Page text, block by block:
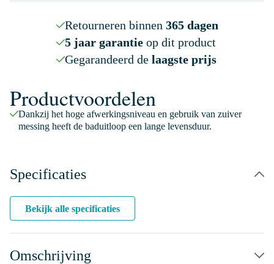
Retourneren binnen 365 dagen
5 jaar garantieop dit product
Gegarandeerd de laagste prijs
Productvoordelen
Dankzij het hoge afwerkingsniveau en gebruik van zuiver
messing heeft de baduitloop een lange levensduur.
Specificaties
Bekijk alle specificaties
Omschrijving